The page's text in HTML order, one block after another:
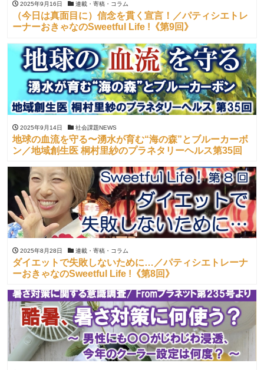
2025年9月16日 連載・寄稿・コラム
（今日は真面目に）信念を貫く宣言！／パティシエトレ
ーナーおきゃなのSweetful Life !《第9回》
2025年9月14日 社会課題NEWS
地球の血流を守る〜湧水が育む“海の森”とブルーカーボ
ン／地域創生医 桐村里紗のプラネタリーヘルス第35回
2025年8月28日 連載・寄稿・コラム
ダイエットで失敗しないために…／パティシエトレーナ
ーおきゃなのSweetful Life !《第8回》